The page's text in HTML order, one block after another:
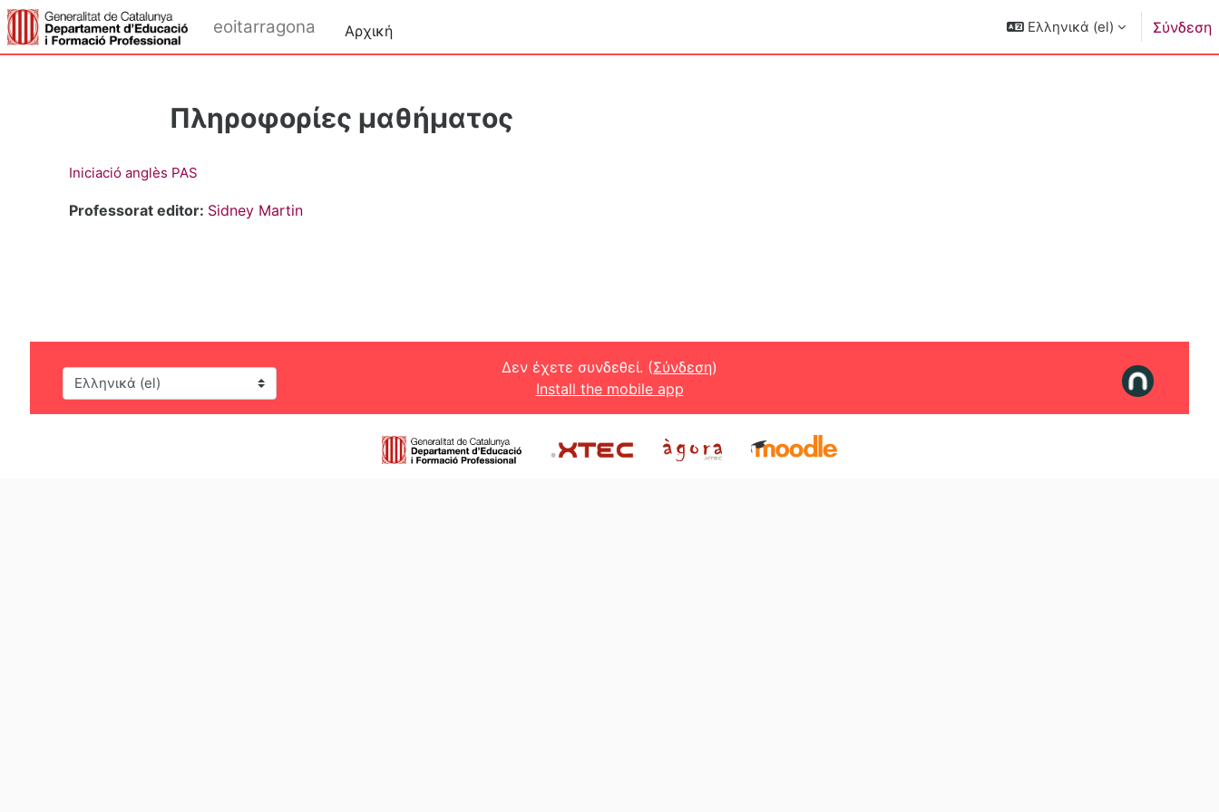
Μετάβαση στο κεντρικό περιεχόμενο
eoitarragona Αρχική Ελληνικά ‎(el)‎ Σύνδεση
Πληροφορίες μαθήματος
Iniciació anglès PAS
Professorat editor: Sidney Martin
Γλώσσα
Δεν έχετε συνδεθεί. (Σύνδεση)
Install the mobile app